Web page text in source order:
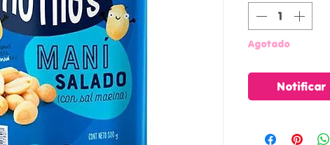
Agotado
Notificar